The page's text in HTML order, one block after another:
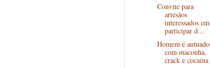
Convite para
artesãos
interessados em
participar d...
Homem é autuado
com maconha,
crack e cocaína